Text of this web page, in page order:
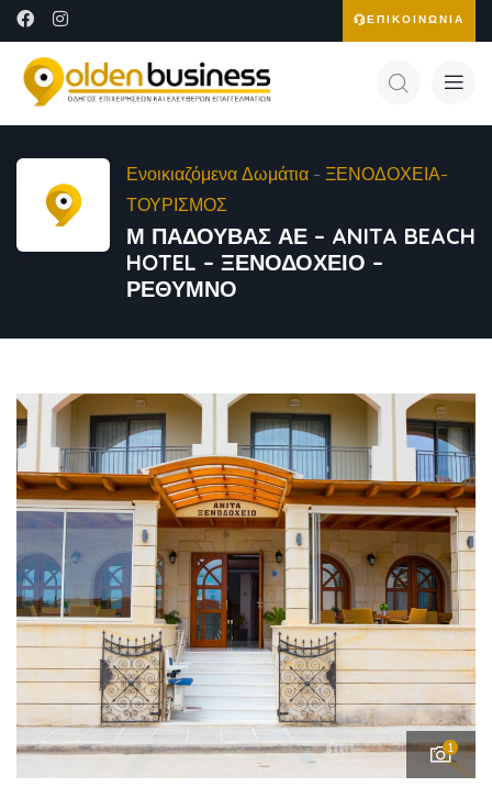
ΕΠΙΚΟΙΝΩΝΙΑ
Ενοικιαζόμενα Δωμάτια - ΞΕΝΟΔΟΧΕΙΑ-
ΤΟΥΡΙΣΜΟΣ
Μ ΠΑΔΟΥΒΑΣ ΑΕ – ANITA BEACH
HOTEL – ΞΕΝΟΔΟΧΕΙΟ –
ΡΕΘΥΜΝΟ
1